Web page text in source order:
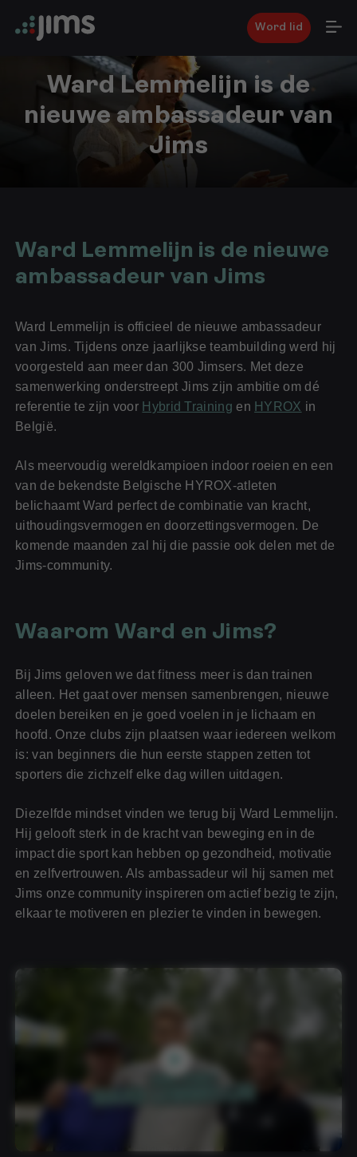
Word lid
Ward Lemmelijn is de
nieuwe ambassadeur van
Jims
Ward Lemmelijn is de nieuwe
ambassadeur van Jims
Ward Lemmelijn is officieel de nieuwe ambassadeur
van Jims. Tijdens onze jaarlijkse teambuilding werd hij
voorgesteld aan meer dan 300 Jimsers. Met deze
samenwerking onderstreept Jims zijn ambitie om dé
referentie te zijn voor Hybrid Training en HYROX in
België.
Als meervoudig wereldkampioen indoor roeien en een
van de bekendste Belgische HYROX-atleten
belichaamt Ward perfect de combinatie van kracht,
uithoudingsvermogen en doorzettingsvermogen. De
komende maanden zal hij die passie ook delen met de
Jims-community.
Waarom Ward en Jims?
Bij Jims geloven we dat fitness meer is dan trainen
alleen. Het gaat over mensen samenbrengen, nieuwe
doelen bereiken en je goed voelen in je lichaam en
hoofd. Onze clubs zijn plaatsen waar iedereen welkom
is: van beginners die hun eerste stappen zetten tot
sporters die zichzelf elke dag willen uitdagen.
Diezelfde mindset vinden we terug bij Ward Lemmelijn.
Hij gelooft sterk in de kracht van beweging en in de
impact die sport kan hebben op gezondheid, motivatie
en zelfvertrouwen. Als ambassadeur wil hij samen met
Jims onze community inspireren om actief bezig te zijn,
elkaar te motiveren en plezier te vinden in bewegen.